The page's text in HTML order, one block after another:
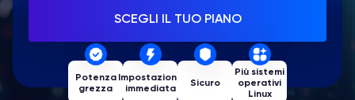
Hosting di Server Minecraft
Hytale Hosting 50% OFF
SCEGLI IL TUO PIANO
Potenza
grezza
Impostazione
immediata
Sicuro
Più sistemi
operativi
Linux